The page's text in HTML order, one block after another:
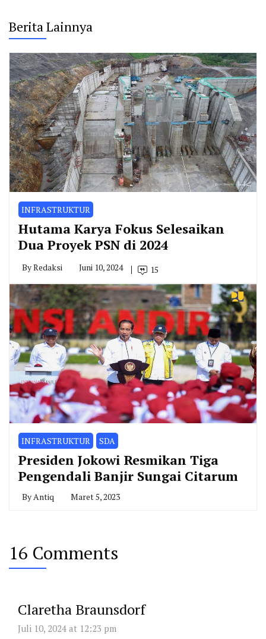
Berita Lainnya
INFRASTRUKTUR
Hutama Karya Fokus Selesaikan
Dua Proyek PSN di 2024
ByRedaksi Juni 10, 2024 15
INFRASTRUKTUR SDA
Presiden Jokowi Resmikan Tiga
Pengendali Banjir Sungai Citarum
By Antiq Maret 5, 2023
16 Comments
Claretha Braunsdorf
Juli 10, 2024 at 12:23 pm